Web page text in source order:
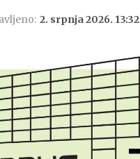
2. srpnja 2026. 13:32